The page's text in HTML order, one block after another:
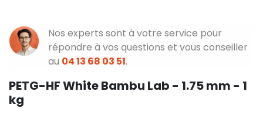
Nos experts sont à votre service pour
répondre à vos questions et vous conseiller
au 04 13 68 03 51.
PETG-HF White Bambu Lab - 1.75 mm - 1
kg